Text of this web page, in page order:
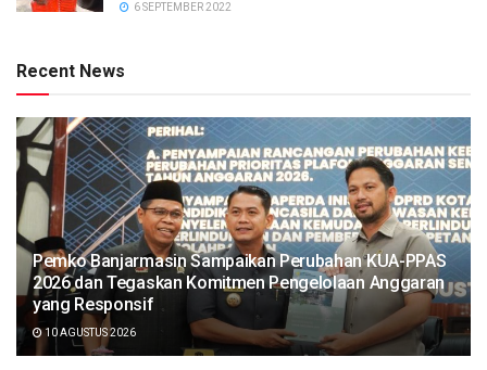
6 SEPTEMBER 2022
Recent News
Pemko Banjarmasin Sampaikan Perubahan KUA-PPAS
2026 dan Tegaskan Komitmen Pengelolaan Anggaran
yang Responsif
10 AGUSTUS 2026